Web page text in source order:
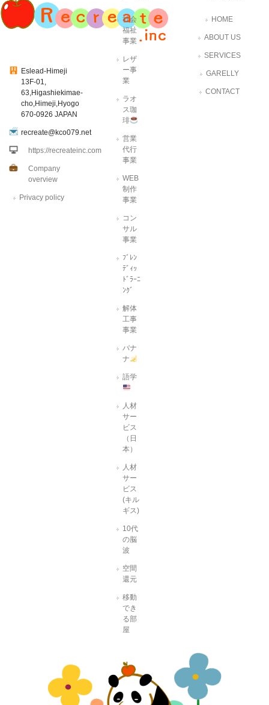
Eslead-Himeji
13F-01,
63,Higashiekimae-
cho,Himeji,Hyogo
670-0926 JAPAN
recreate@kco079.net
https://recreateinc.com
Company
overview
Privacy policy
社会
福祉
事業
レザ
ー事
業
ラオ
ス珈
琲
営業
代行
事業
WEB
制作
事業
コン
サル
事業
ﾌﾞﾚﾝ
ﾃﾞｨｯ
ﾄﾞﾗｰﾆ
ﾝｸﾞ
解体
工事
事業
バナ
ナ
語学
人材
サー
ビス
（日
本）
人材
サー
ビス
(キル
ギス)
10代
の脳
波
空間
還元
移動
でき
る部
屋
HOME
ABOUT US
SERVICES
GARELLY
CONTACT